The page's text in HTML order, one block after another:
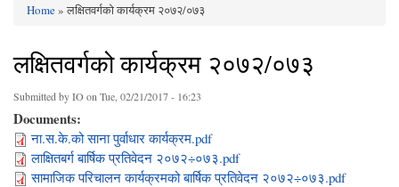
Home» लक्षितवर्गको कार्यक्रम २०७२/०७३
लक्षितवर्गको कार्यक्रम २०७२/०७३
Submitted byIO on Tue, 02/21/2017 - 16:23
Documents:
ना.स.के.को साना पुर्वाधार कार्यक्रम.pdf
लाक्षितबर्ग बार्षिक प्रतिवेदन २०७२÷०७३.pdf
सामाजिक परिचालन कार्यक्रमको बार्षिक प्रतिवेदन २०७२÷०७३.pdf